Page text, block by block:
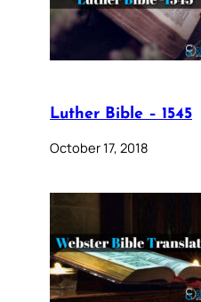
Luther Bible – 1545
October 17, 2018